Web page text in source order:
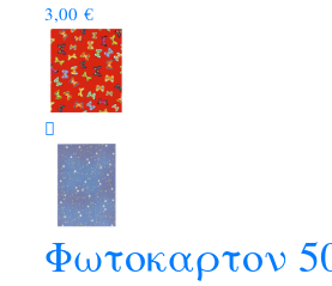
3,00 €
Φωτοκαρτον